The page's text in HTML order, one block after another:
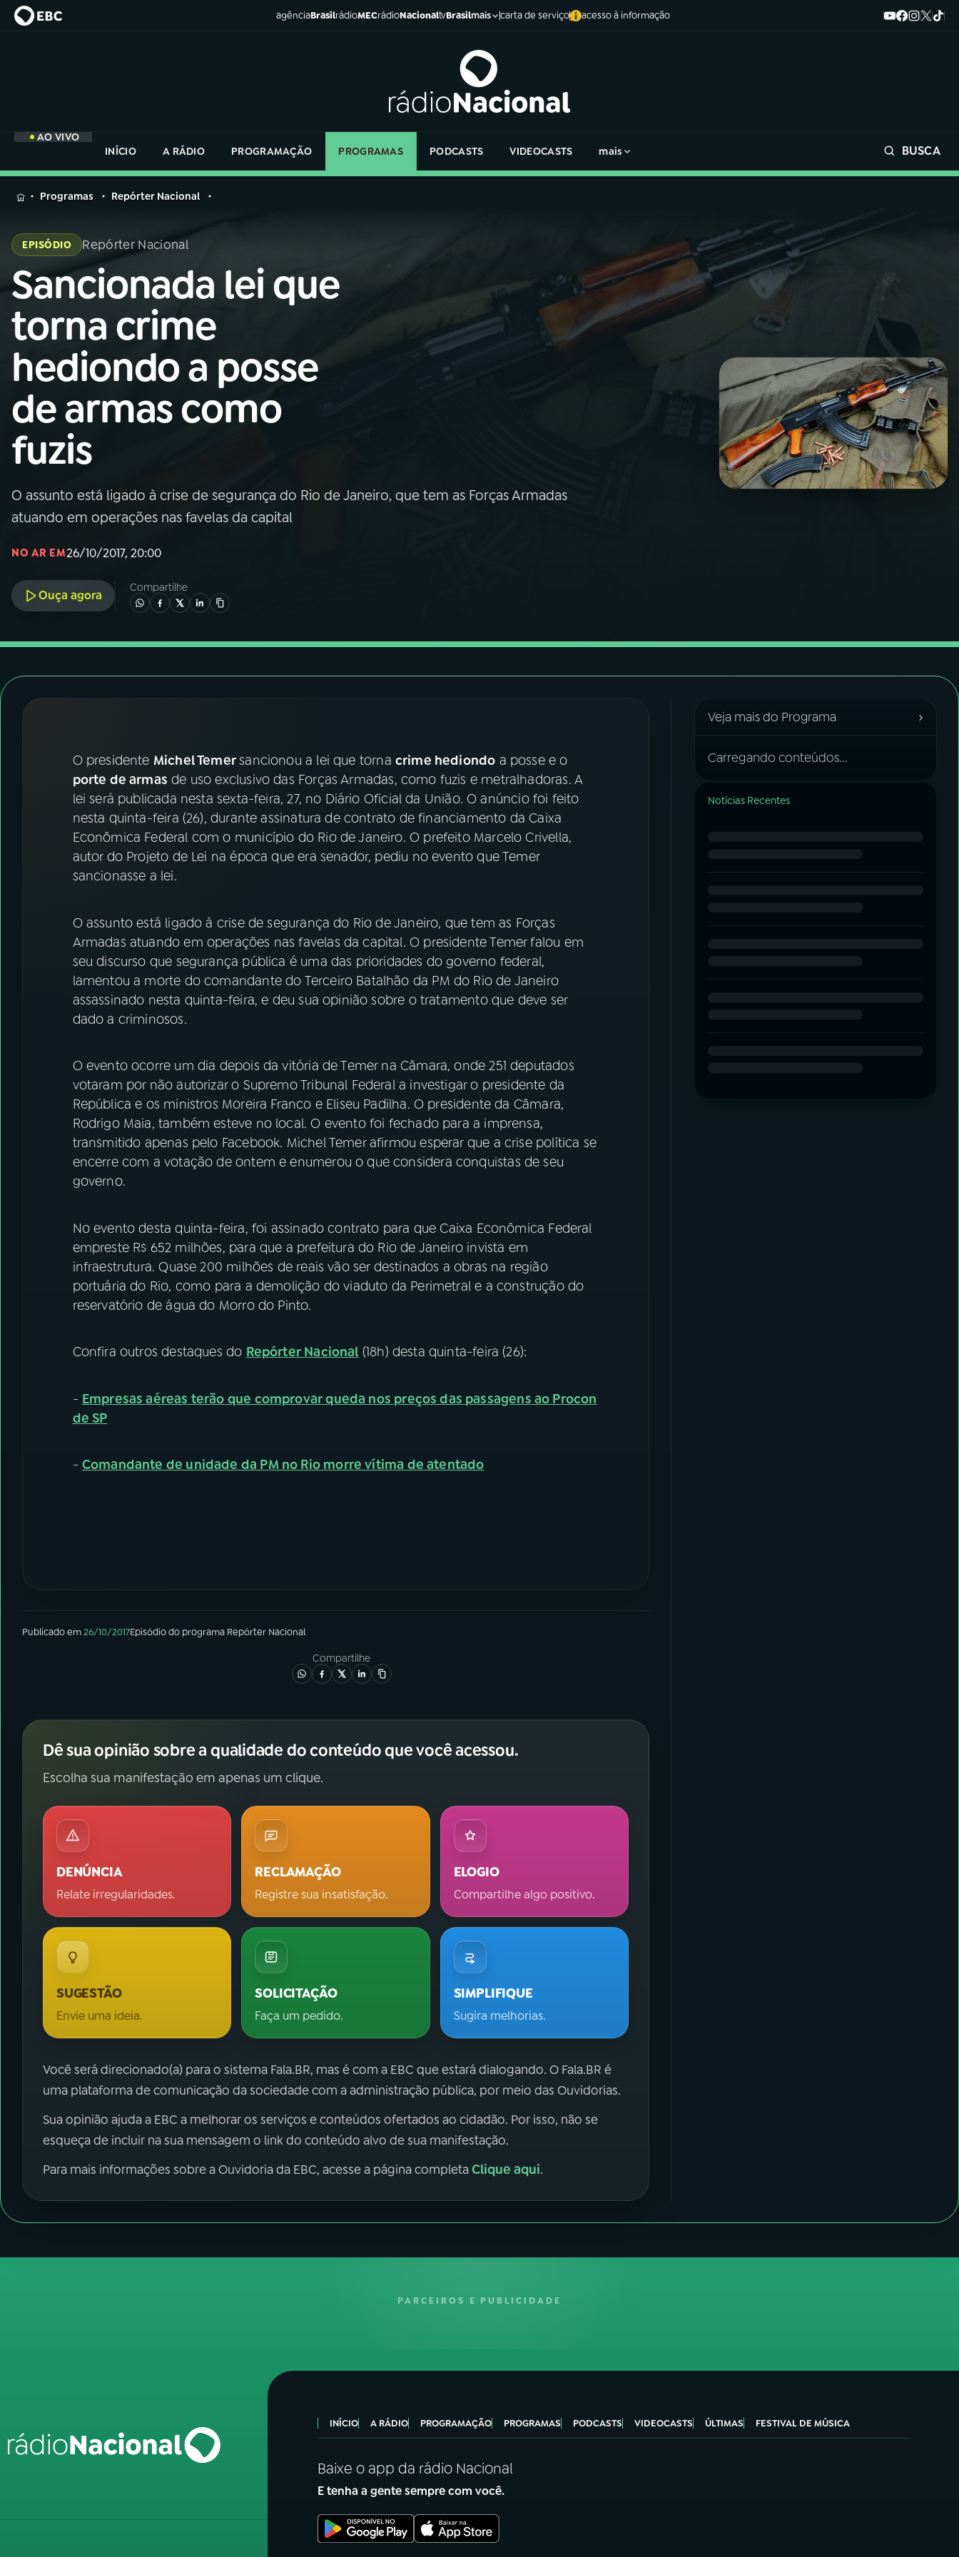
agênciaBrasilrádioMECrádioNacionaltvBrasilmais carta de serviço acesso à informação
AO VIVO
INÍCIO
A RÁDIO PROGRAMAÇÃO PROGRAMAS PODCASTS VIDEOCASTS mais BUSCA
MENU
Buscar
na
Rádio
Nacional
AO VIVO
01 INÍCIO
02A RÁDIO
03PROGRAMAÇÃO
04 PROGRAMAS
05 PODCASTS
06VIDEOCASTS
07ÚLTIMAS
YouTube Facebook
Instagram X
na
Rádio
Programas Repórter Nacional
EPISÓDIO Repórter Nacional
Sancionada lei que
torna crime
hediondo a posse
de armas como
fuzis
O assunto está ligado à crise de segurança do Rio de Janeiro, que tem as Forças Armadas
atuando em operações nas favelas da capital
NO AR EM26/10/2017, 20:00
Ouça agora
Compartilhe
O presidente Michel Temersancionou a lei que torna crime hediondo a posse e o
porte de armas de uso exclusivo das Forças Armadas, como fuzis e metralhadoras. A
lei será publicada nesta sexta-feira, 27, no Diário Oficial da União. O anúncio foi feito
nesta quinta-feira (26), durante assinatura de contrato de financiamento da Caixa
Econômica Federal com o município do Rio de Janeiro. O prefeito Marcelo Crivella,
autor do Projeto de Lei na época que era senador, pediu no evento que Temer
sancionasse a lei.
O assunto está ligado à crise de segurança do Rio de Janeiro, que tem as Forças
Armadas atuando em operações nas favelas da capital. O presidente Temer falou em
seu discurso que segurança pública é uma das prioridades do governo federal,
lamentou a morte do comandante do Terceiro Batalhão da PM do Rio de Janeiro
assassinado nesta quinta-feira, e deu sua opinião sobre o tratamento que deve ser
dado a criminosos.
O evento ocorre um dia depois da vitória de Temer na Câmara, onde 251 deputados
votaram por não autorizar o Supremo Tribunal Federal a investigar o presidente da
República e os ministros Moreira Franco e Eliseu Padilha. O presidente da Câmara,
Rodrigo Maia, também esteve no local. O evento foi fechado para a imprensa,
transmitido apenas pelo Facebook. Michel Temer afirmou esperar que a crise política se
encerre com a votação de ontem e enumerou o que considera conquistas de seu
governo.
No evento desta quinta-feira, foi assinado contrato para que Caixa Econômica Federal
empreste R$ 652 milhões, para que a prefeitura do Rio de Janeiro invista em
infraestrutura. Quase 200 milhões de reais vão ser destinados a obras na região
portuária do Rio, como para a demolição do viaduto da Perimetral e a construção do
reservatório de água do Morro do Pinto.
Confira outros destaques do Repórter Nacional (18h) desta quinta-feira (26):
- Empresas aéreas terão que comprovar queda nos preços das passagens ao Procon
de SP
- Comandante de unidade da PM no Rio morre vítima de atentado
Publicado em26/10/2017Episódiodo programa Repórter Nacional
Compartilhe
Dê sua opinião sobre a qualidade do conteúdo que você acessou.
Escolha sua manifestação em apenas um clique.
DENÚNCIA
Relate irregularidades.
RECLAMAÇÃO
Registre sua insatisfação.
ELOGIO
Compartilhe algo positivo.
SUGESTÃO
Envie uma ideia.
SOLICITAÇÃO
Faça um pedido.
SIMPLIFIQUE
Sugira melhorias.
Você será direcionado(a) para o sistema Fala.BR, mas é com a EBC que estará dialogando. O Fala.BR é
uma plataforma de comunicação da sociedade com a administração pública, por meio das Ouvidorias.
Sua opinião ajuda a EBC a melhorar os serviços e conteúdos ofertados ao cidadão. Por isso, não se
esqueça de incluir na sua mensagem o link do conteúdo alvo de sua manifestação.
Para mais informações sobre a Ouvidoria da EBC, acesse a página completaClique aqui.
Veja mais do Programa ›
Carregando conteúdos...
Notícias Recentes
PARCEIROS E PUBLICIDADE
INÍCIO A RÁDIO PROGRAMAÇÃO PROGRAMAS PODCASTS VIDEOCASTS ÚLTIMAS FESTIVAL DE MÚSICA
Baixe o app da rádio Nacional
E tenha a gente sempre com você.